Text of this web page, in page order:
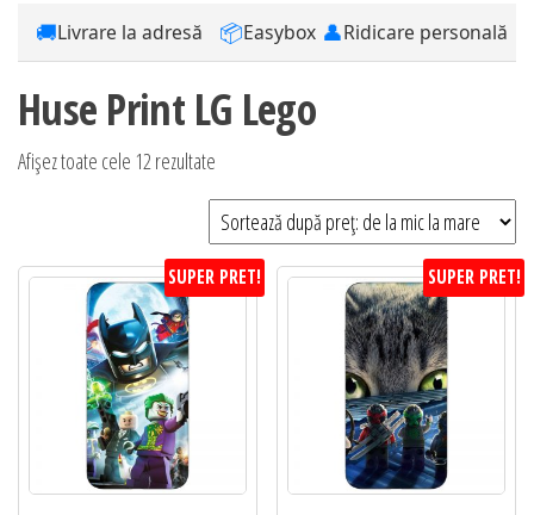
🚚Livrare la adresă 📦Easybox 👤Ridicare personală
Huse Print LG Lego
Afișez toate cele 12 rezultate
după
preț:
de
la
SUPER PRET! SUPER PRET!